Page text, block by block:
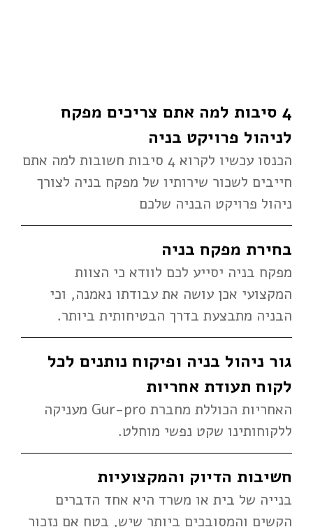
4 סיבות למה אתם צריכים מפקח
לניהול פרויקט בניה
הכנסו עכשיו לקרוא 4 סיבות חשובות למה אתם
חייבים לשכור שירותיו של מפקח בניה לצורך
ניהול פרויקט הבניה שלכם
בחירת מפקח בניה
מפקח בניה יסייע לכם לוודא כי הצוות
המקצועי אכן עושה את עבודתו נאמנה, וכי
הבניה מתבצעת בדרך הבטיחותית ביותר.
גור ניהול בניה ופיקוח נותנים לכל
לקוח תעודת אחריות
האחריות הכוללת מחברת Gur-pro מעניקה
ללקוחותינו שקט נפשי מוחלט.
חשיבות הדיוק והמקצועיות
בנייה של בית או משרד היא אחד הדברים
הקשים והמסובכים ביותר שיש, בטח אם נזכור